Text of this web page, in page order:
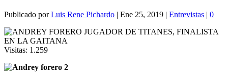
Publicado porLuis Rene Pichardo | Ene 25, 2019 | Entrevistas | 0
Visitas: 1.259